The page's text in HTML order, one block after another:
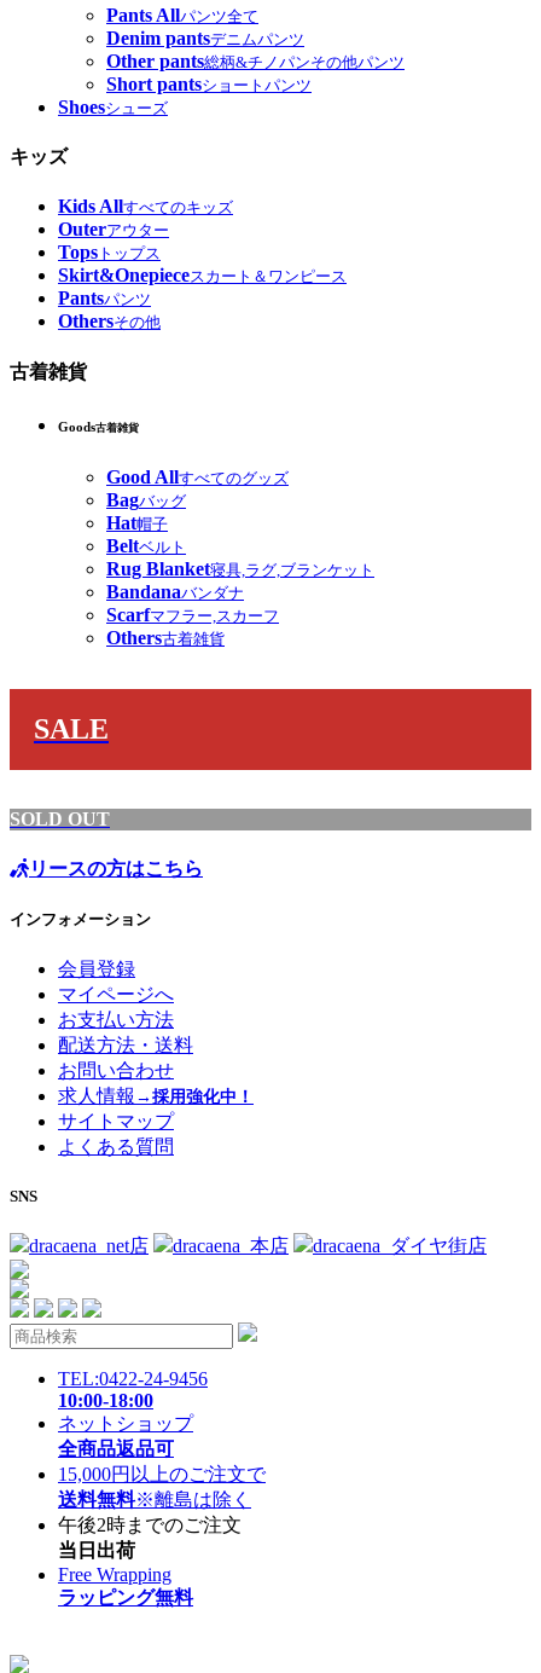
Pants Allパンツ全て
Denim pantsデニムパンツ
Other pants総柄&チノパンその他パンツ
Short pantsショートパンツ
Shoesシューズ
キッズ
Kids Allすべてのキッズ
Outerアウター
Tops トップス
Skirt&Onepieceスカート＆ワンピース
Pantsパンツ
Othersその他
古着雑貨
Goods古着雑貨
Good Allすべてのグッズ
Bagバッグ
Hat帽子
Beltベルト
Rug Blanket寝具,ラグ,ブランケット
Bandanaバンダナ
Scarfマフラー,スカーフ
Others古着雑貨
SALE
SOLD OUT
リースの方はこちら
インフォメーション
会員登録
マイページへ
お支払い方法
配送方法・送料
お問い合わせ
求人情報 →採用強化中！
サイトマップ
よくある質問
SNS
dracaena_net店 dracaena_本店 dracaena_ダイヤ街店
TEL:0422-24-9456
10:00-18:00
ネットショップ
全商品返品可
15,000円以上のご注文で
送料無料※離島は除く
午後2時までのご注文
当日出荷
Free Wrapping
ラッピング無料